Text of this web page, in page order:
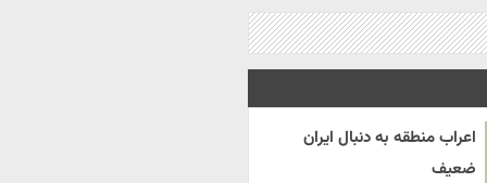
اعراب منطقه به دنبال ایران
ضعیف